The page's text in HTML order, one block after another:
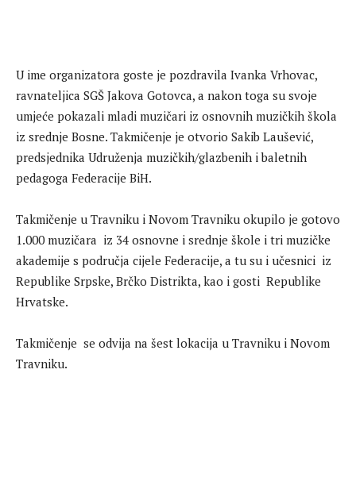
U ime organizatora goste je pozdravila Ivanka Vrhovac,
ravnateljica SGŠ Jakova Gotovca, a nakon toga su svoje
umjeće pokazali mladi muzičari iz osnovnih muzičkih škola
iz srednje Bosne. Takmičenje je otvorio Sakib Laušević,
predsjednika Udruženja muzičkih/glazbenih i baletnih
pedagoga Federacije BiH.
Takmičenje u Travniku i Novom Travniku okupilo je gotovo
1.000 muzičara iz 34 osnovne i srednje škole i tri muzičke
akademije s područja cijele Federacije, a tu su i učesnici iz
Republike Srpske, Brčko Distrikta, kao i gosti Republike
Hrvatske.
Takmičenje se odvija na šest lokacija u Travniku i Novom
Travniku.